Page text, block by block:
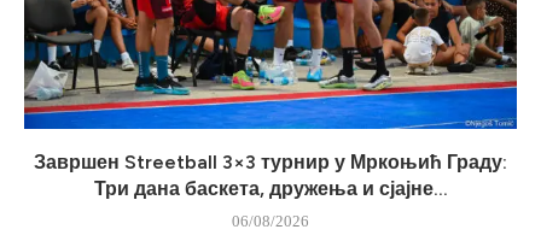
Завршен Streetball 3×3 турнир у Мркоњић Граду:
Три дана баскета, дружења и сјајне...
06/08/2026